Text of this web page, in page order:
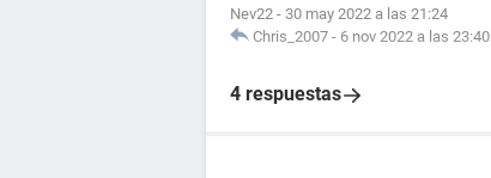
Nev22 - 30 may 2022 a las 21:24
Chris_2007 - 6 nov 2022 a las 23:40
4 respuestas